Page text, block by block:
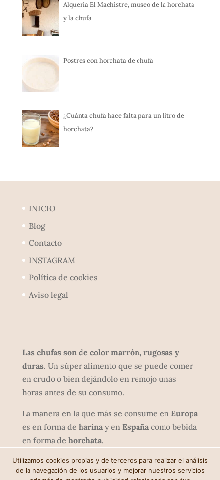
Alquería El Machistre, museo de la horchata
y la chufa
Postres con horchata de chufa
¿Cuánta chufa hace falta para un litro de
horchata?
INICIO
Blog
Contacto
INSTAGRAM
Política de cookies
Aviso legal
Las chufas son de color marrón, rugosas y
duras. Un súper alimento que se puede comer
en crudo o bien dejándolo en remojo unas
horas antes de su consumo.
La manera en la que más se consume en Europa
es en forma de harinay en Españacomo bebida
en forma de horchata.
Utilizamos cookies propias y de terceros para realizar el análisis
de la navegación de los usuarios y mejorar nuestros servicios